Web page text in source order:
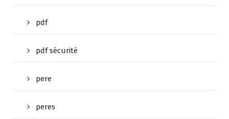
pdf
pdf sécurité
pere
peres